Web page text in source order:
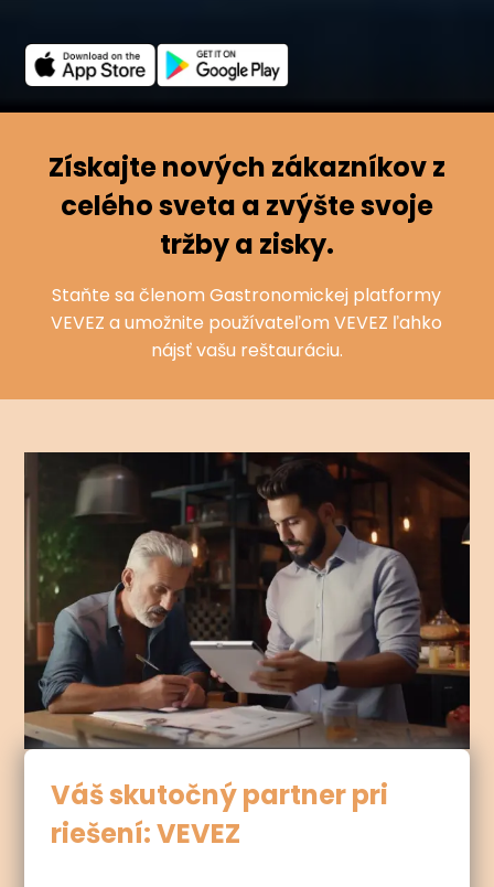
Získajte nových zákazníkov z
celého sveta a zvýšte svoje
tržby a zisky.
Staňte sa členom Gastronomickej platformy
VEVEZ a umožnite používateľom VEVEZ ľahko
nájsť vašu reštauráciu.
Váš skutočný partner pri
riešení: VEVEZ